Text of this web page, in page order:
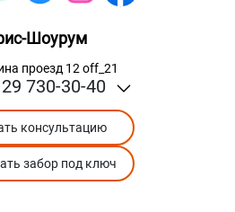
Шоурум
проезд 12 off_21
730-30-40
консультацию
забор под ключ